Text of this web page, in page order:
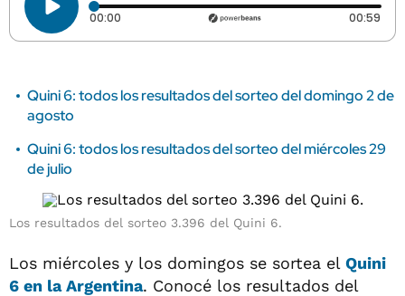
00:00 Tiempo transcurrido: 0 segundos 00:59
Quini 6: todos los resultados del sorteo del domingo 2 de
agosto
Quini 6: todos los resultados del sorteo del miércoles 29
de julio
Los resultados del sorteo 3.396 del Quini 6.
Los miércoles y los domingos se sortea el Quini
6 en la Argentina. Conocé los resultados del